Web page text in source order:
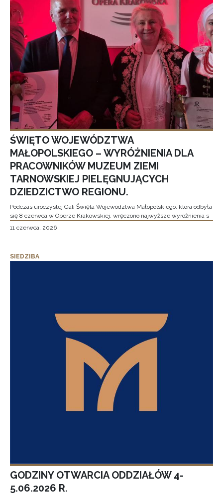
ŚWIĘTO WOJEWÓDZTWA
MAŁOPOLSKIEGO – WYRÓŻNIENIA DLA
PRACOWNIKÓW MUZEUM ZIEMI
TARNOWSKIEJ PIELĘGNUJĄCYCH
DZIEDZICTWO REGIONU.
Podczas uroczystej Gali Święta Województwa Małopolskiego, która odbyła
się 8 czerwca w Operze Krakowskiej, wręczono najwyższe wyróżnienia s
11 czerwca, 2026
SIEDZIBA
GODZINY OTWARCIA ODDZIAŁÓW 4-
5.06.2026 R.